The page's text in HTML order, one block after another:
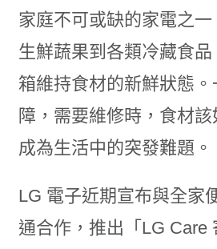
家庭不可或缺的家電之
生鮮蔬果到各類冷藏食
箱維持食材的新鮮狀態
障，需要維修時，食材
成為生活中的突發難題。
LG 電子近期宣布與全家
通合作，推出「LG Care